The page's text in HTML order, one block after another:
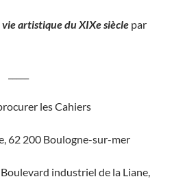
artistique du XIXe siècle par
les Cahiers
62 200 Boulogne-sur-mer
industriel de la Liane,